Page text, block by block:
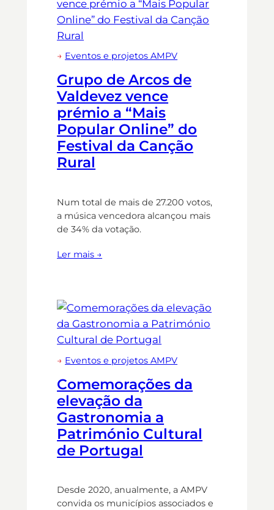
→ Eventos e projetos AMPV
Grupo de Arcos de
Valdevez vence
prémio a “Mais
Popular Online” do
Festival da Canção
Rural
Num total de mais de 27.200 votos,
a música vencedora alcançou mais
de 34% da votação.
Ler mais →
→ Eventos e projetos AMPV
Comemorações da
elevação da
Gastronomia a
Património Cultural
de Portugal
Desde 2020, anualmente, a AMPV
convida os municípios associados e